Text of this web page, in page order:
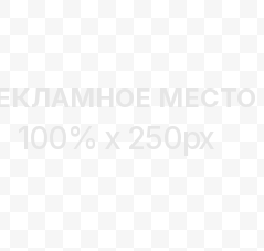
МЕСТО
100% x 250px